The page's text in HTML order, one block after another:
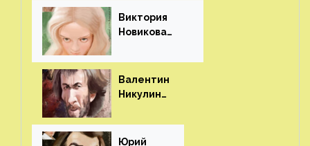
Виктория
Новикова
Валентин
Никулин
Юрий